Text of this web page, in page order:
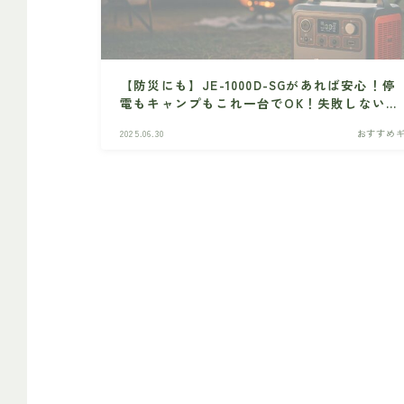
【防災にも】JE-1000D-SGがあれば安心！停
電もキャンプもこれ一台でOK！失敗しないポ
2025.06.30 おすすめ